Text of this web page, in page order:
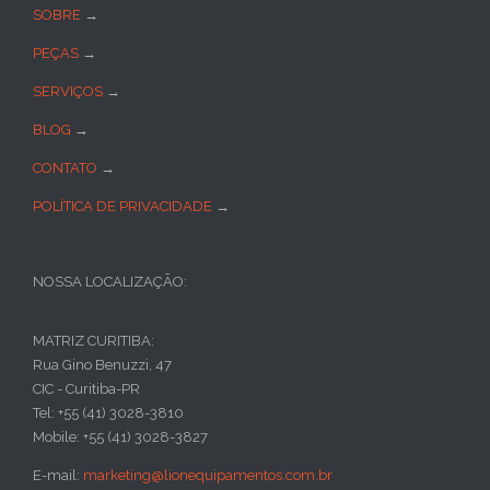
SOBRE →
PEÇAS →
SERVIÇOS →
BLOG →
CONTATO →
POLÍTICA DE PRIVACIDADE →
NOSSA LOCALIZAÇÃO:
MATRIZ CURITIBA:
Rua Gino Benuzzi, 47
CIC - Curitiba-PR
Tel: +55 (41) 3028-3810
Mobile: +55 (41) 3028-3827
E-mail: marketing@lionequipamentos.com.br